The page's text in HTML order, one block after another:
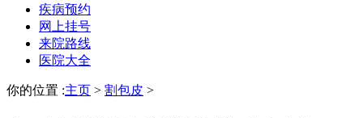
疾病预约
网上挂号
来院路线
医院大全
你的位置 :主页 > 割包皮 >